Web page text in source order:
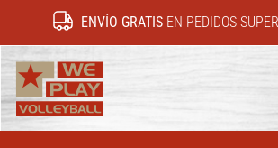
ENVÍO GRATISEN PEDIDOS